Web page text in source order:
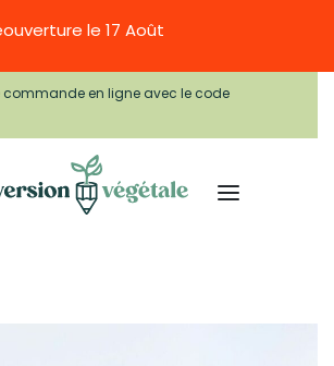
le 17 Août
commande en ligne avec le code